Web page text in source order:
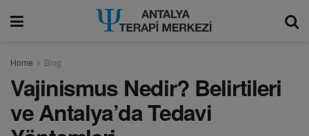
Home Blog
Vajinismus Nedir? Belirtileri
ve Antalya’da Tedavi
modal-check